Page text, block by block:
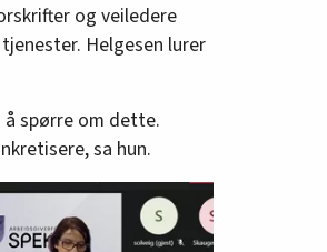
og veiledere
Helgesen lurer
spørre om dette.
sa hun.